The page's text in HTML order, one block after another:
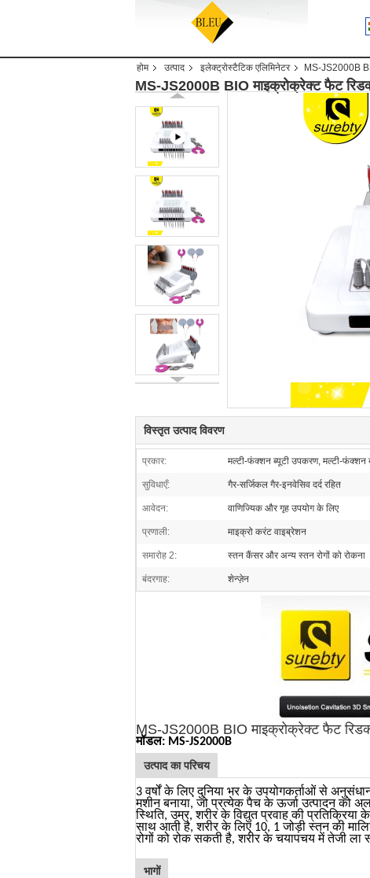
होम उत्पाद इलेक्ट्रोस्टैटिक एलिमिनेटर MS-JS2000B
MS-JS2000B BIO माइक्रोक्रेक्ट फैट
विस्तृत उत्पाद विवरण
प्रकार: मल्टी-फंक्शन ब्यूटी उपकरण, मल्टी-फंक्शन
सुविधाएँ: गैर-सर्जिकल गैर-इनवेसिव दर्द रहित
आवेदन: वाणिज्यिक और गृह उपयोग के लिए
प्रणाली: माइक्रो करंट वाइब्रेशन
समारोह 2: स्तन कैंसर और अन्य स्तन रोगों को रोकना
बंदरगाह: शेन्ज़ेन
MS-JS2000B BIO माइक्रोक्रेक्ट फैट
मॉडल: MS-JS2000B
उत्पाद का परिचय
3 वर्षों के लिए दुनिया भर के उपयोगकर्ताओं से
मशीन बनाया, जो प्रत्येक पैच के ऊर्जा उत्पादन को
स्थिति, उम्र, शरीर के विद्युत प्रवाह की
साथ आती है, शरीर के लिए 10, 1 जोड़ी स्तन की
रोगों को रोक सकती है, शरीर के चयापचय में तेजी
भागों